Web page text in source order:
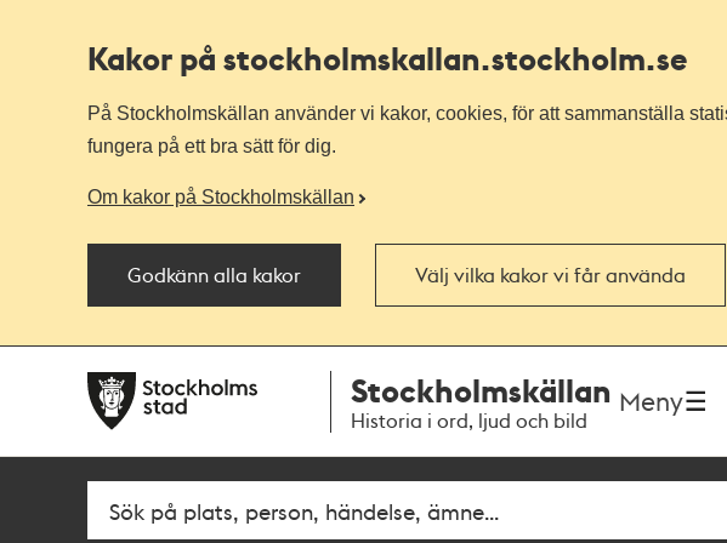
Kakor på stockholmskallan.stockholm.se
På Stockholmskällan använder vi kakor, cookies, för att sammanställa
fungera på ett bra sätt för dig.
Om kakor på Stockholmskällan
Godkänn alla kakor Välj vilka kakor vi får använda
navigationen
huvudinnehållet
Stockholmskällan
Historia i ord, ljud och bild
Meny
SökFritextsök